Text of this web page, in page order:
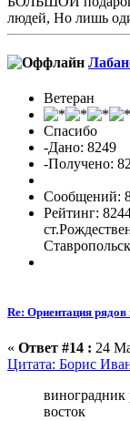
людей, Но лишь
Ветеран
Спасибо
-Дано: 8249
-Получено:
Сообщений:
Рейтинг:
Re: Ориентация рядов
« Ответ #14 : 24
Цитата: Борис
виноградник
восток